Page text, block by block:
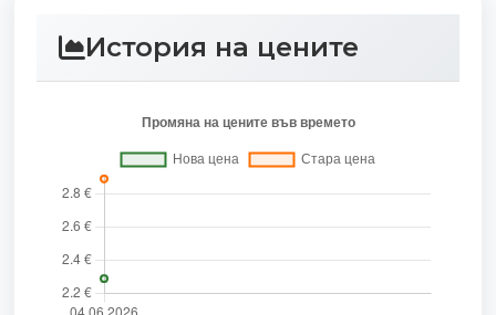
История на цените